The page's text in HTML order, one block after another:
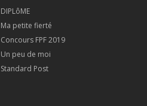
DIPLôME
Ma petite fierté
Concours FPF 2019
Un peu de moi
Standard Post